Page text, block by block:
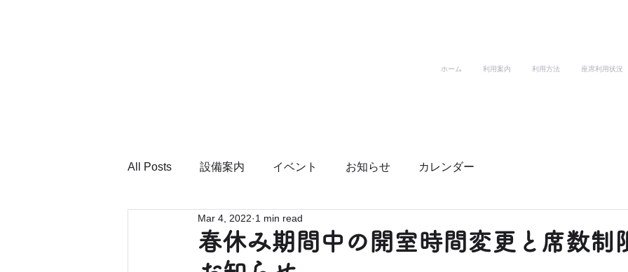
ホーム 利用案内 利用方法 座席利用状況
All Posts 設備案内 イベント お知らせ カレンダー
春休み期間中の開室時間変更と席数制
Mar 4, 2022 1 min read